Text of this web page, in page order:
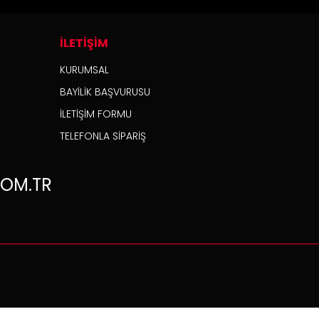
İLETİŞİM
KURUMSAL
BAYİLİK BAŞVURUSU
İLETİŞİM FORMU
TELEFONLA SİPARİŞ